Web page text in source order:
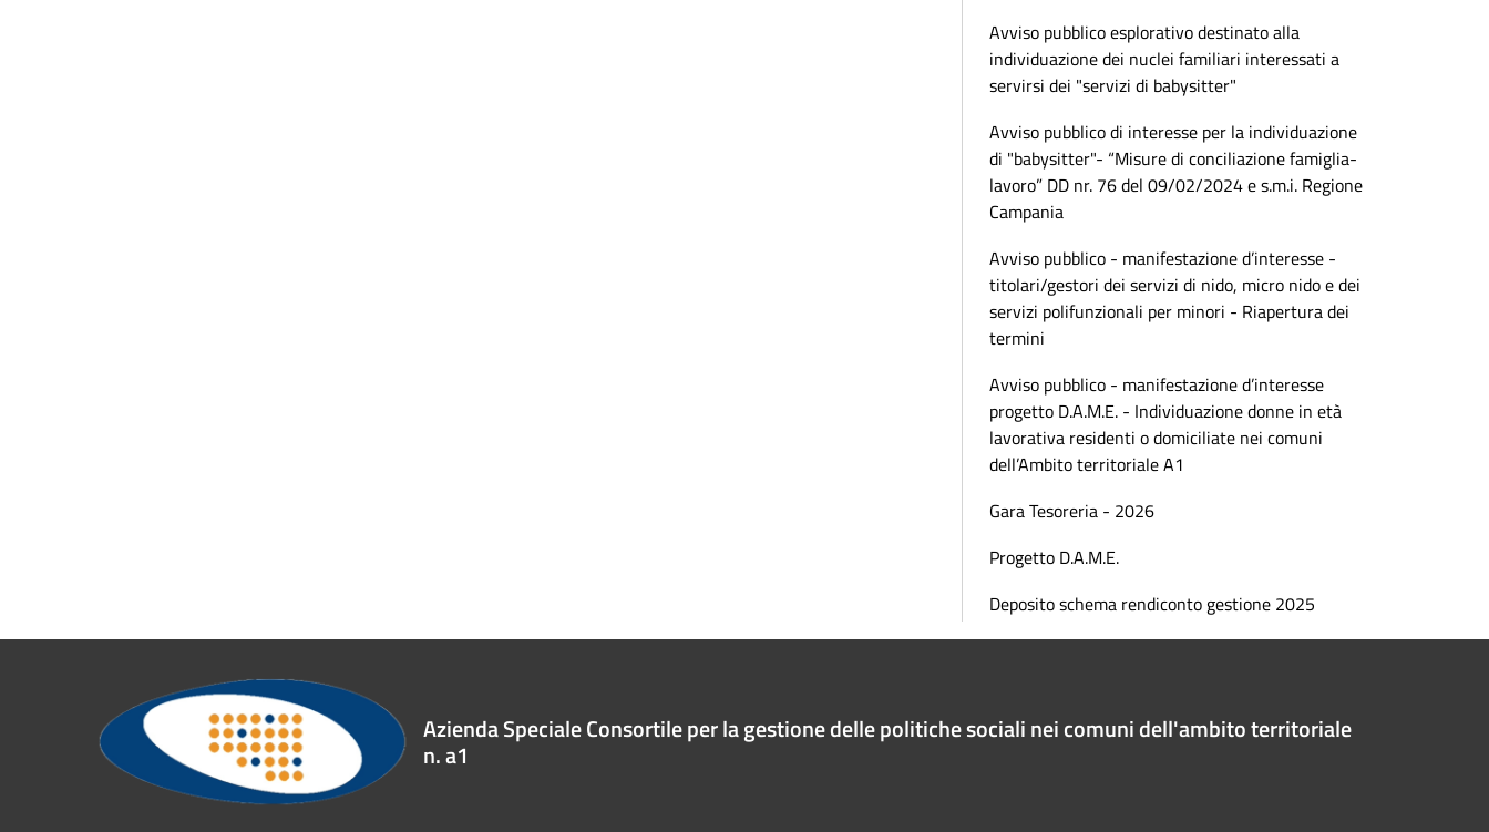
Avviso pubblico esplorativo destinato alla
individuazione dei nuclei familiari interessati a
servirsi dei "servizi di babysitter"
Avviso pubblico di interesse per la individuazione
di "babysitter"- “Misure di conciliazione famiglia-
lavoro” DD nr. 76 del 09/02/2024 e s.m.i. Regione
Campania
Avviso pubblico - manifestazione d’interesse -
titolari/gestori dei servizi di nido, micro nido e dei
servizi polifunzionali per minori - Riapertura dei
termini
Avviso pubblico - manifestazione d’interesse
progetto D.A.M.E. - Individuazione donne in età
lavorativa residenti o domiciliate nei comuni
dell’Ambito territoriale A1
Gara Tesoreria - 2026
Progetto D.A.M.E.
Deposito schema rendiconto gestione 2025
Azienda Speciale Consortile per la gestione delle politiche sociali nei comuni dell'ambito territoriale
n. a1